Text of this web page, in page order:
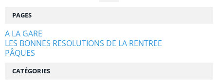
PAGES
A LA GARE
LES BONNES RESOLUTIONS DE LA RENTREE
PÂQUES
CATÉGORIES